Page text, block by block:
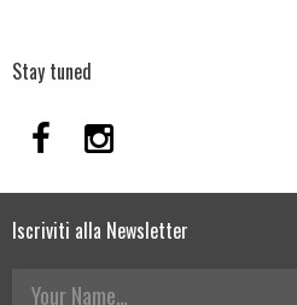
Stay tuned
Iscriviti alla Newsletter